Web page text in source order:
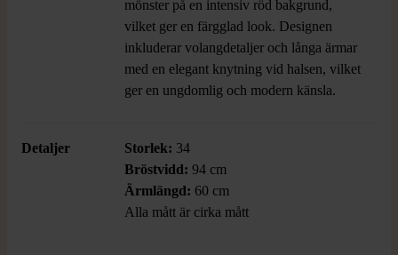
mönster på en intensiv röd bakgrund,
vilket ger en färgglad look. Designen
inkluderar volangdetaljer och långa ärmar
med en elegant knytning vid halsen, vilket
ger en ungdomlig och modern känsla.
Detaljer Storlek: 34
Bröstvidd: 94 cm
Ärmlängd: 60 cm
Alla mått är cirka mått